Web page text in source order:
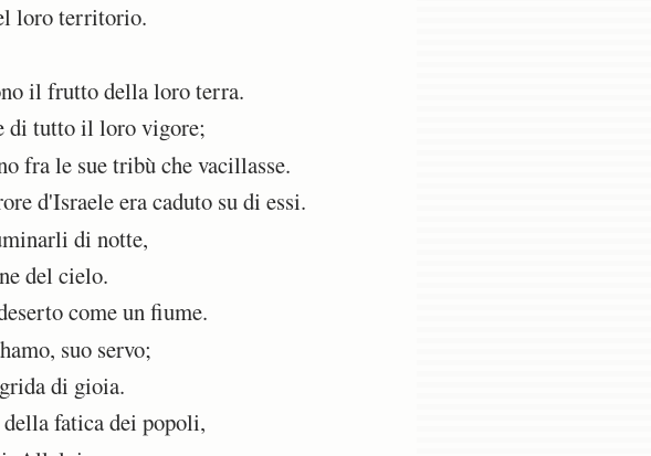
loro territorio.
il frutto della loro terra.
di tutto il loro vigore;
fra le sue tribù che vacillasse.
d'Israele era caduto su di essi.
di notte,
del cielo.
come un fiume.
suo servo;
di gioia.
fatica dei popoli,